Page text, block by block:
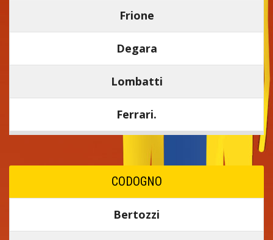
Frione
Degara
Lombatti
Ferrari.
CODOGNO
Bertozzi